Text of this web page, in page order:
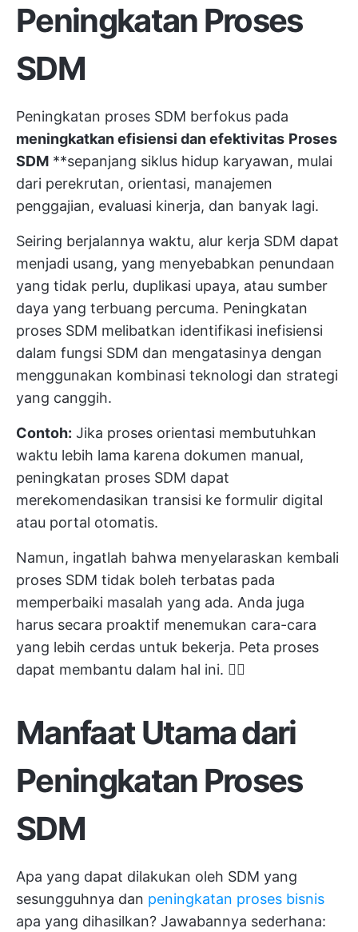
Peningkatan Proses
SDM
Peningkatan proses SDM berfokus pada
meningkatkan efisiensi dan efektivitas Proses
SDM **sepanjang siklus hidup karyawan, mulai
dari perekrutan, orientasi, manajemen
penggajian, evaluasi kinerja, dan banyak lagi.
Seiring berjalannya waktu, alur kerja SDM dapat
menjadi usang, yang menyebabkan penundaan
yang tidak perlu, duplikasi upaya, atau sumber
daya yang terbuang percuma. Peningkatan
proses SDM melibatkan identifikasi inefisiensi
dalam fungsi SDM dan mengatasinya dengan
menggunakan kombinasi teknologi dan strategi
yang canggih.
Contoh: Jika proses orientasi membutuhkan
waktu lebih lama karena dokumen manual,
peningkatan proses SDM dapat
merekomendasikan transisi ke formulir digital
atau portal otomatis.
Namun, ingatlah bahwa menyelaraskan kembali
proses SDM tidak boleh terbatas pada
memperbaiki masalah yang ada. Anda juga
harus secara proaktif menemukan cara-cara
yang lebih cerdas untuk bekerja. Peta proses
dapat membantu dalam hal ini. 👇🏼
Manfaat Utama dari
Peningkatan Proses
SDM
Apa yang dapat dilakukan oleh SDM yang
sesungguhnya dan peningkatan proses bisnis
apa yang dihasilkan? Jawabannya sederhana: